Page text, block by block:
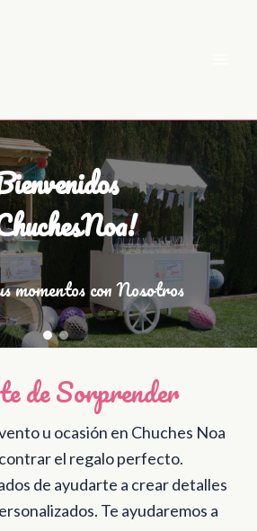
momentos con Nosotros
de Sorprender
u ocasión en Chuches Noa
el regalo perfecto.
de ayudarte a crear detalles
Te ayudaremos a